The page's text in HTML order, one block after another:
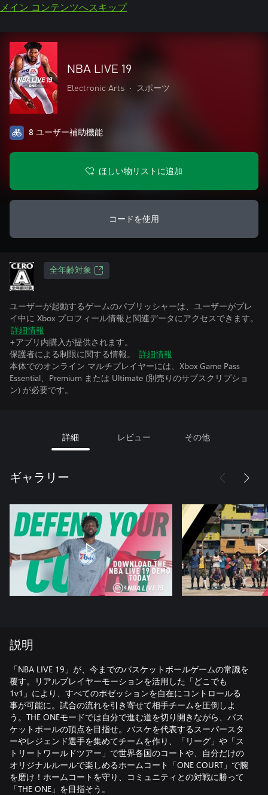
メイン コンテンツへスキップ
NBA LIVE 19
Electronic Arts • スポーツ
8 ユーザー補助機能
ほしい物リストに追加
コードを使用
全年齢対象
ユーザーが起動するゲームのパブリッシャーは、ユーザーがプレ
イ中に Xbox プロフィール情報と関連データにアクセスできます。
詳細情報
+アプリ内購入が提供されます。
保護者による制限に関する情報。
詳細情報
本体でのオンライン マルチプレイヤーには、Xbox Game Pass
Essential、Premium または Ultimate (別売りのサブスクリプショ
ン) が必要です。
詳細 レビュー その他
ギャラリー
説明
「NBA LIVE 19」が、今までのバスケットボールゲームの常識を
覆す。リアルプレイヤーモーションを活用した「どこでも
1v1」により、すべてのポゼッションを自在にコントロールる
事が可能に。試合の流れを引き寄せて相手チームを圧倒しよ
う。THE ONEモードでは自分で進む道を切り開きながら、バス
ケットボールの頂点を目指せ。バスケを代表するスーパースタ
ーやレジェンド選手を集めてチームを作り、「リーグ」や「ス
トリートワールドツアー」で世界各国のコートや、自分だけの
オリジナルルールで楽しめるホームコート「ONE COURT」で腕
を磨け！ホームコートを守り、コミュニティとの対戦に勝って
「THE ONE」を目指そう。